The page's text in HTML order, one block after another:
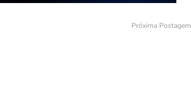
Próxima Postagem